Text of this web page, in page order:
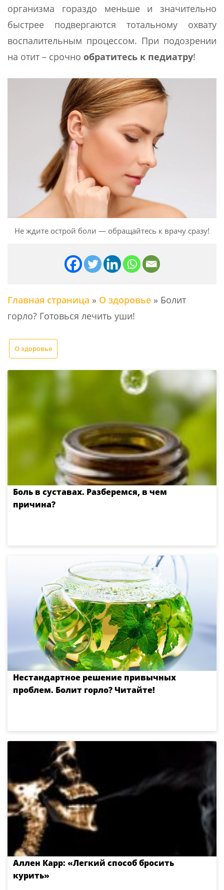
организма гораздо меньше и значительно
быстрее подвергаются тотальному охвату
воспалительным процессом. При подозрении
на отит – срочно обратитесь к педиатру!
Не ждите острой боли — обращайтесь к врачу сразу!
Главная страница » О здоровье » Болит
горло? Готовься лечить уши!
О здоровье
Боль в суставах. Разберемся, в чем
причина?
Нестандартное решение привычных
проблем. Болит горло? Читайте!
Аллен Карр: «Легкий способ бросить
курить»